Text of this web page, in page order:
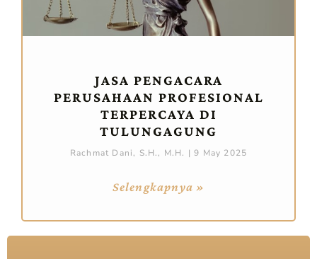
JASA PENGACARA
PERUSAHAAN PROFESIONAL
TERPERCAYA DI
TULUNGAGUNG
Rachmat Dani, S.H., M.H. 9 May 2025
Selengkapnya »